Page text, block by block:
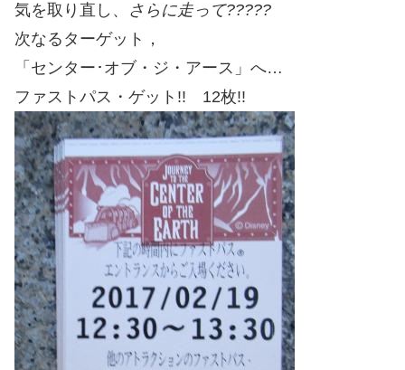
気を取り直し、 さらに走って?????
次なるターゲット，
「センター･オブ・ジ・アース」へ…
ファストパス・ゲット!! 12枚!!